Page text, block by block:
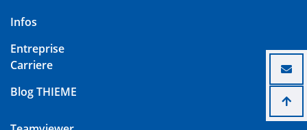
Infos
Entreprise
Carriere
Blog THIEME